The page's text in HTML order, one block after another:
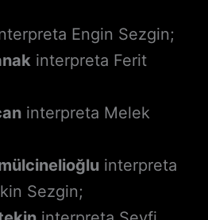
Engin Sezgin;
interpreta Ferit
interpreta Melek
interpreta
Sezgin;